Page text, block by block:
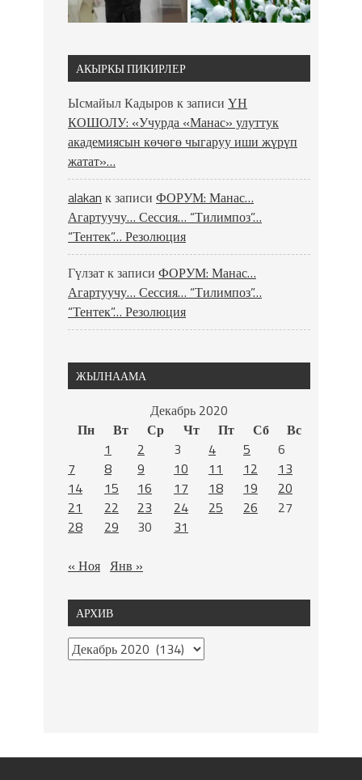
АКЫРКЫ ПИКИРЛЕР
Ысмайыл Кадыров к записи ҮН
КОШОЛУ: «Учурда «Манас» улуттук
академиясын көчөгө чыгаруу иши жүрүп
жатат»…
alakan к записи ФОРУМ: Манас…
Агартуучу… Сессия… “Тилимпоз”…
“Тентек”… Резолюция
Гүлзатк записи ФОРУМ: Манас…
Агартуучу… Сессия… “Тилимпоз”…
“Тентек”… Резолюция
ЖЫЛНААМА
Декабрь 2020
Пн
Вт Ср Чт Пт Сб
Вс
1
2 3 4 5
6
7
8 9 10 11 12
13
14
15 16 17 18 19
20
21
22 23 24 25 26
27
28
29 30
31
« Ноя Янв »
АРХИВ